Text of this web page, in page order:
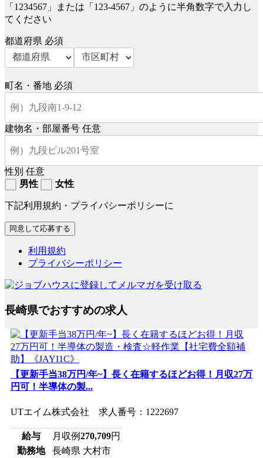
「1234567」または「123-4567」のように半角数字で入力し
てください
都道府県 必須
町名・番地 必須
建物名・部屋番号 任意
性別 任意
男性
女性
下記利用規約・プライバシーポリシーに
利用規約
プライバシーポリシー
長崎県でおすすめの求人
【更新手当38万円/年~】長く在籍するほどお得！月収27万
円可！半導体の製...
UTエイム株式会社 求人番号：1222697
給与 月収例270,709円
勤務地
長崎県 大村市